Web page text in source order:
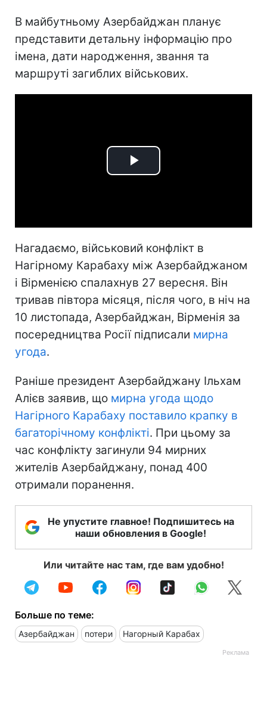
В майбутньому Азербайджан планує
представити детальну інформацію про
імена, дати народження, звання та
маршруті загиблих військових.
Play
Нагадаємо, військовий конфлікт в
Нагірному Карабаху між Азербайджаном
і Вірменією спалахнув 27 вересня. Він
тривав півтора місяця, після чого, в ніч на
10 листопада, Азербайджан, Вірменія за
посередництва Росії підписали мирна
угода.
Раніше президент Азербайджану Ільхам
Алієв заявив, що мирна угода щодо
Нагірного Карабаху поставило крапку в
багаторічному конфлікті. При цьому за
час конфлікту загинули 94 мирних
жителів Азербайджану, понад 400
отримали поранення.
Не упустите главное! Подпишитесь на
наши обновления в Google!
Или читайте нас там, где вам удобно!
Больше по теме:
Азербайджан потери Нагорный Карабах